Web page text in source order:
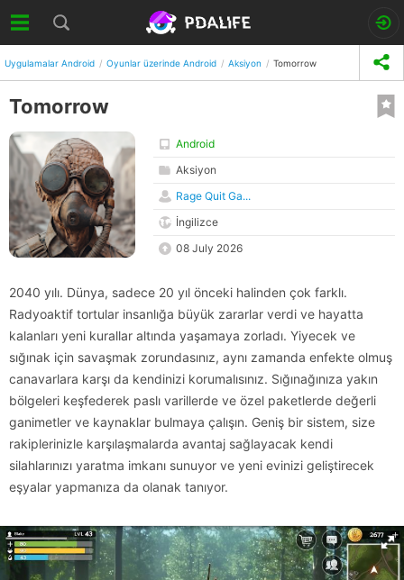
Uygulamalar Android Oyunlar üzerinde Android Aksiyon Tomorrow
Tomorrow
Android
Aksiyon
Rage Quit Ga...
İngilizce
08 July 2026
2040 yılı. Dünya, sadece 20 yıl önceki halinden çok farklı.
Radyoaktif tortular insanlığa büyük zararlar verdi ve hayatta
kalanları yeni kurallar altında yaşamaya zorladı. Yiyecek ve
sığınak için savaşmak zorundasınız, aynı zamanda enfekte olmuş
canavarlara karşı da kendinizi korumalısınız. Sığınağınıza yakın
bölgeleri keşfederek paslı varillerde ve özel paketlerde değerli
ganimetler ve kaynaklar bulmaya çalışın. Geniş bir sistem, size
rakiplerinizle karşılaşmalarda avantaj sağlayacak kendi
silahlarınızı yaratma imkanı sunuyor ve yeni evinizi geliştirecek
eşyalar yapmanıza da olanak tanıyor.